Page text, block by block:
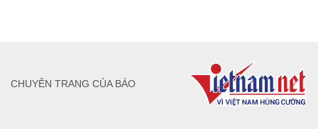
CHUYÊN TRANG CỦA BÁO